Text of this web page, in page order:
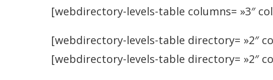
[webdirectory-levels-table columns= »3″
[webdirectory-levels-table directory= »2″
[webdirectory-levels-table directory= »2″